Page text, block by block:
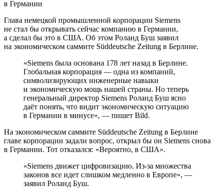
Глава немецкой промышленной корпорации Siemens
не стал бы открывать сейчас компанию в Германии,
а сделал бы это в США. Об этом Роланд Буш заявил
на экономическом саммите Süddeutsche Zeitung в Берлине.
«Siemens была основана 178 лет назад в Берлине.
Глобальная корпорация — одна из компаний,
символизирующих инженерные навыки
и экономическую мощь нашей страны. Но теперь
генеральный директор Siemens Роланд Буш ясно
даёт понять, что видит экономическую ситуацию
в Германии в минусе», — пишет Bild.
На экономическом саммите Süddeutsche Zeitung в Берлине
главе корпорации задали вопрос, открыл бы он Siemens снова
в Германии. Тот отказался: «Вероятно, в США».
«Siemens движет цифровизацию. Из-за множества
законов все идет слишком медленно в Европе», —
заявил Роланд Буш.